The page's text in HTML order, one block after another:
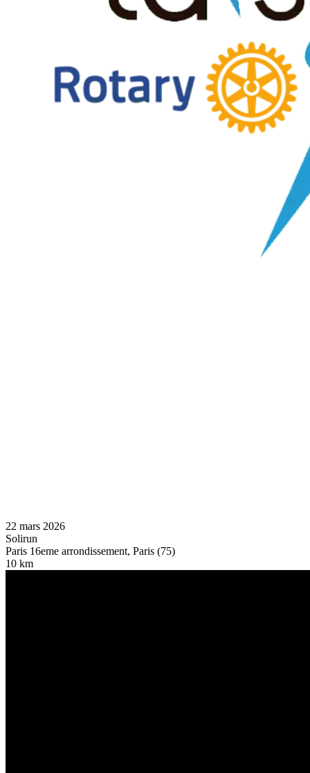
22 mars 2026
Solirun
Paris 16eme arrondissement, Paris (75)
10 km